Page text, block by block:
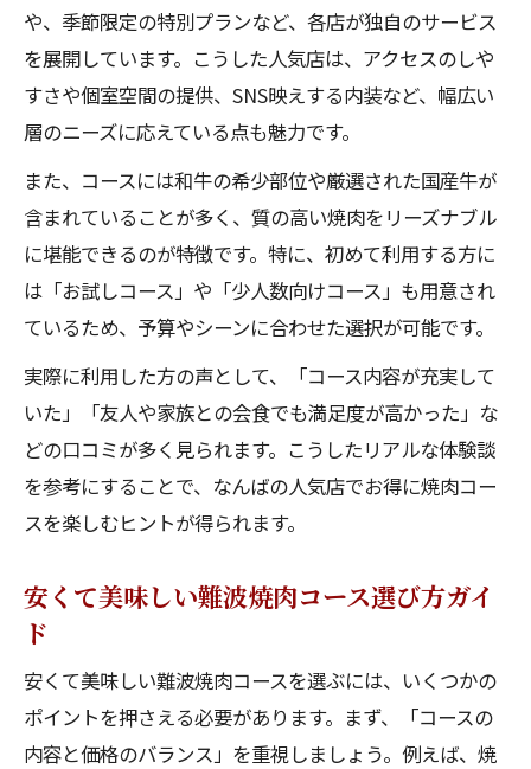
や、季節限定の特別プランなど、各店が独自のサービス
を展開しています。こうした人気店は、アクセスのしや
すさや個室空間の提供、SNS映えする内装など、幅広い
層のニーズに応えている点も魅力です。
また、コースには和牛の希少部位や厳選された国産牛が
含まれていることが多く、質の高い焼肉をリーズナブル
に堪能できるのが特徴です。特に、初めて利用する方に
は「お試しコース」や「少人数向けコース」も用意され
ているため、予算やシーンに合わせた選択が可能です。
実際に利用した方の声として、「コース内容が充実して
いた」「友人や家族との会食でも満足度が高かった」な
どの口コミが多く見られます。こうしたリアルな体験談
を参考にすることで、なんばの人気店でお得に焼肉コー
スを楽しむヒントが得られます。
安くて美味しい難波焼肉コース選び方ガイ
ド
安くて美味しい難波焼肉コースを選ぶには、いくつかの
ポイントを押さえる必要があります。まず、「コースの
内容と価格のバランス」を重視しましょう。例えば、焼